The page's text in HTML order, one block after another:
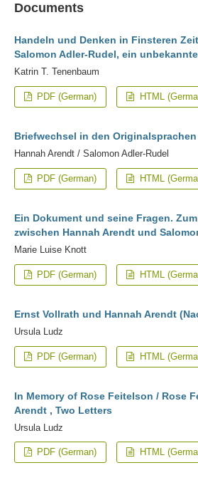
Documents
Handeln und Denken in Finsteren
Salomon Adler-Rudel, ein
Katrin T. Tenenbaum
PDF (German) HTML
Briefwechsel in den Originalsprachen
Hannah Arendt / Salomon Adler-Rudel
PDF (German) HTML
Ein Dokument und seine Fragen.
zwischen Hannah Arendt und
Marie Luise Knott
PDF (German) HTML
Ernst Vollrath und Hannah Arendt
Ursula Ludz
PDF (German) HTML
In Memory of Rose Feitelson / Rose
Arendt , Two Letters
Ursula Ludz
PDF (German) HTML